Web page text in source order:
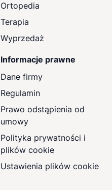
Ortopedia
Terapia
Wyprzedaż
Informacje prawne
Dane firmy
Regulamin
Prawo odstąpienia od
umowy
Polityka prywatności i
plików cookie
Ustawienia plików cookie